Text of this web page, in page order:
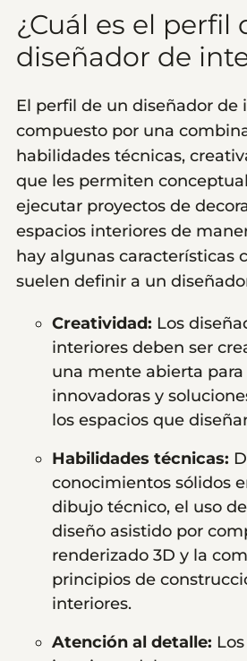
¿Cuál es el perfil
diseñador de
El perfil de un diseñador de
compuesto por una
habilidades técnicas,
que les permiten
ejecutar proyectos de
espacios interiores de
hay algunas características
suelen definir a un
Creatividad: Los
interiores deben ser
una mente abierta
innovadoras y
los espacios que
Habilidades técnicas:
conocimientos sólidos
dibujo técnico, el uso
diseño asistido por
renderizado 3D y la
principios de
interiores.
Atención al detalle: